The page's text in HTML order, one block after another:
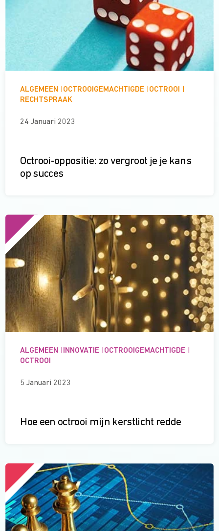
ALGEMEEN OCTROOIGEMACHTIGDE OCTROOI
RECHTSPRAAK
24 Januari 2023
Octrooi-oppositie: zo vergroot je je kans
op succes
ALGEMEEN INNOVATIE OCTROOIGEMACHTIGDE
OCTROOI
5 Januari 2023
Hoe een octrooi mijn kerstlicht redde